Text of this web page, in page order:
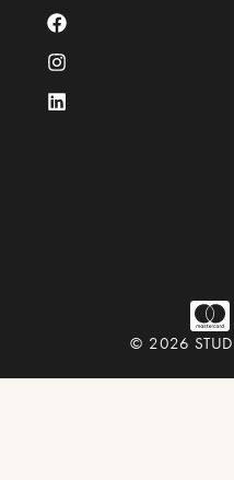
© 2026